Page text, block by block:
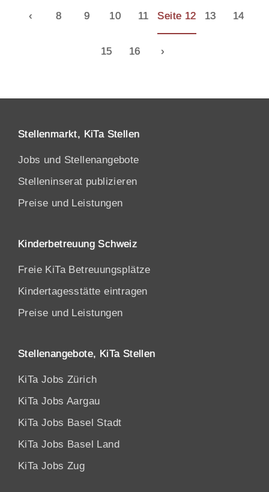
‹ 8 9 10 11 Seite 12 13 14
15 16 ›
Stellenmarkt, KiTa Stellen
Jobs und Stellenangebote
Stelleninserat publizieren
Preise und Leistungen
Kinderbetreuung Schweiz
Freie KiTa Betreuungsplätze
Kindertagesstätte eintragen
Preise und Leistungen
Stellenangebote, KiTa Stellen
KiTa Jobs Zürich
KiTa Jobs Aargau
KiTa Jobs Basel Stadt
KiTa Jobs Basel Land
KiTa Jobs Zug